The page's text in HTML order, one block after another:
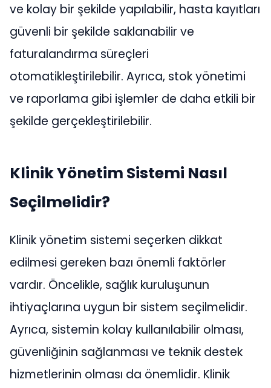
ve kolay bir şekilde yapılabilir, hasta kayıtları
güvenli bir şekilde saklanabilir ve
faturalandırma süreçleri
otomatikleştirilebilir. Ayrıca, stok yönetimi
ve raporlama gibi işlemler de daha etkili bir
şekilde gerçekleştirilebilir.
Klinik Yönetim Sistemi Nasıl
Seçilmelidir?
Klinik yönetim sistemi seçerken dikkat
edilmesi gereken bazı önemli faktörler
vardır. Öncelikle, sağlık kuruluşunun
ihtiyaçlarına uygun bir sistem seçilmelidir.
Ayrıca, sistemin kolay kullanılabilir olması,
güvenliğinin sağlanması ve teknik destek
hizmetlerinin olması da önemlidir. Klinik